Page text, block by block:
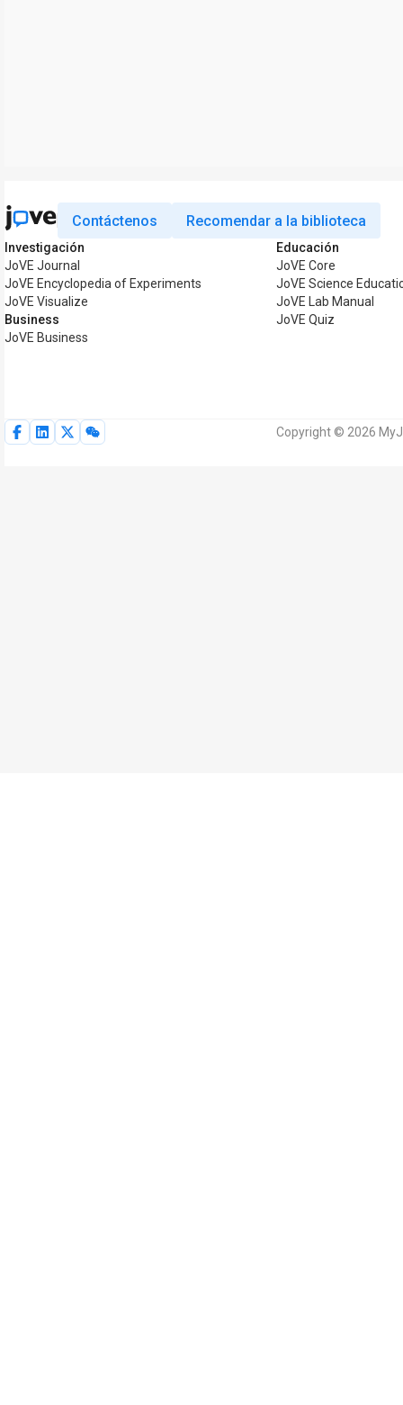
Contáctenos Recomendar a la biblioteca
Investigación
JoVE Journal
JoVE Encyclopedia of Experiments
JoVE Visualize
Business
JoVE Business
Educación
JoVE Core
JoVE Science
JoVE Lab Manual
JoVE Quiz
Copyright © 2026